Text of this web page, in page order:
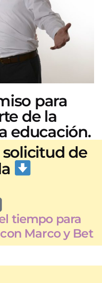
para
de la
educación.
de
tiempo para
Marco y Bet